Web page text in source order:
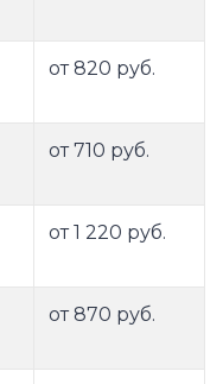
от 820 руб.
от 710 руб.
от 1 220 руб.
от 870 руб.